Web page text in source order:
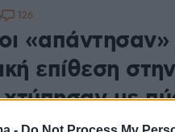
«απάντησαν»
επίθεση
χτύπησαν με
126